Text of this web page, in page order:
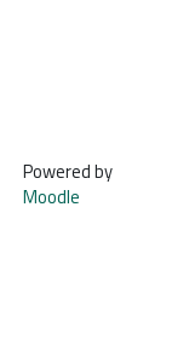
Powered by
Moodle